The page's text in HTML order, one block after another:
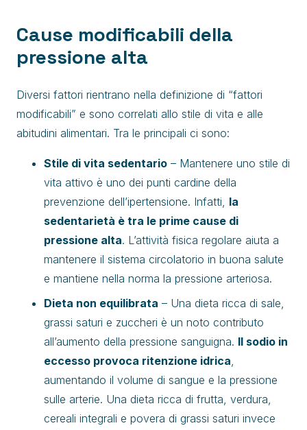
Cause modificabili della
pressione alta
Diversi fattori rientrano nella definizione di “fattori
modificabili” e sono correlati allo stile di vita e alle
abitudini alimentari. Tra le principali ci sono:
Stile di vita sedentario – Mantenere uno stile di
vita attivo è uno dei punti cardine della
prevenzione dell’ipertensione. Infatti, la
sedentarietà è tra le prime cause di
pressione alta. L’attività fisica regolare aiuta a
mantenere il sistema circolatorio in buona salute
e mantiene nella norma la pressione arteriosa.
Dieta non equilibrata – Una dieta ricca di sale,
grassi saturi e zuccheri è un noto contributo
all’aumento della pressione sanguigna. Il sodio in
eccesso provoca ritenzione idrica,
aumentando il volume di sangue e la pressione
sulle arterie. Una dieta ricca di frutta, verdura,
cereali integrali e povera di grassi saturi invece